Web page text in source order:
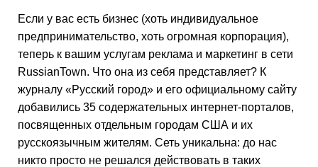
Если у вас есть бизнес (хоть индивидуальное
предпринимательство, хоть огромная корпорация),
теперь к вашим услугам реклама и маркетинг в сети
RussianTown. Что она из себя представляет? К
журналу «Русский город» и его официальному сайту
добавились 35 содержательных интернет-порталов,
посвященных отдельным городам США и их
русскоязычным жителям. Сеть уникальна: до нас
никто просто не решался действовать в таких